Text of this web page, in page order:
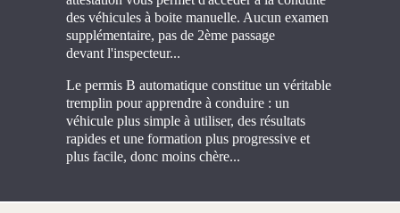
des véhicules à boite manuelle. Aucun examen
supplémentaire, pas de 2ème passage
devant l'inspecteur...
Le permis B automatique constitue un véritable
tremplin pour apprendre à conduire : un
véhicule plus simple à utiliser, des résultats
rapides et une formation plus progressive et
plus facile, donc moins chère...